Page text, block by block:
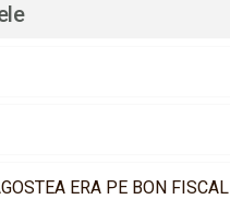
ERA PE BON FISCAL